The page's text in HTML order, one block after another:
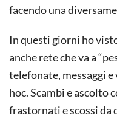
facendo una
In questi giorni ho
anche rete che va a
telefonate, messaggi
hoc. Scambi e ascolto
frastornati e scossi